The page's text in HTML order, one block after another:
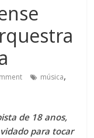
música,
de 18 anos,
para tocar